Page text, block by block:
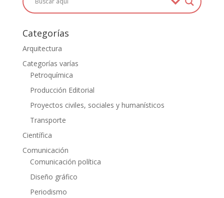
Categorías
Arquitectura
Categorías varías
Petroquímica
Producción Editorial
Proyectos civiles, sociales y humanísticos
Transporte
Científica
Comunicación
Comunicación política
Diseño gráfico
Periodismo